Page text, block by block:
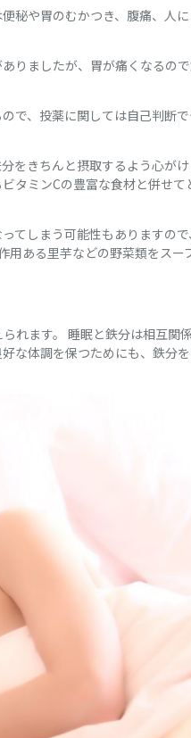
秘や胃のむかつき、腹痛、人
りましたが、胃が痛くなるの
で、投薬に関しては自己判断
をきちんと摂取するよう心が
タミンCの豊富な食材と併せて
てしまう可能性もありますの
ある里芋などの野菜類をスー
れます。 睡眠と鉄分は相互関
な体調を保つためにも、鉄分